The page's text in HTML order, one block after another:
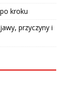
kroku
przyczyny i